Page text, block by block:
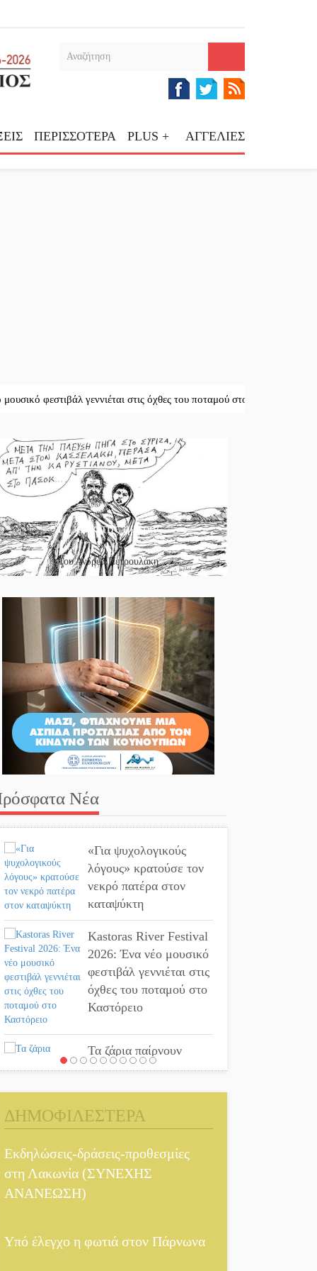
ΠΕΡΙΣΣΟΤΕΡΑ PLUS + ΑΓΓΕΛΙΕΣ
γεννιέται στις όχθες του ποταμού στο Καστόρειο
Το κλίκ της ημέρας
Του Ανδρέα Πετρουλάκη
Νέα
«Για ψυχολογικούς
λόγους» κρατούσε τον
νεκρό πατέρα στον
καταψύκτη
Kastoras River Festival
2026: Ένα νέο μουσικό
φεστιβάλ γεννιέται στις
όχθες του ποταμού στο
Καστόρειο
Τα ζάρια παίρνουν
«φωτιά» στην Άρνα:
«Γιορτή Βραστού» στη
Σοχά
τραπέζι του δημόσιου
ΔΗΜΟΦΙΛΕΣΤΕΡΑ
Εκδηλώσεις-δράσεις-προθεσμίες
στη Λακωνία (ΣΥΝΕΧΗΣ
ΑΝΑΝΕΩΣΗ)
Υπό έλεγχο η φωτιά στον Πάρνωνα